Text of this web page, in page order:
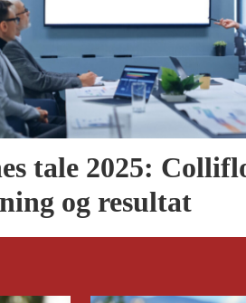
tale 2025:
og resultat